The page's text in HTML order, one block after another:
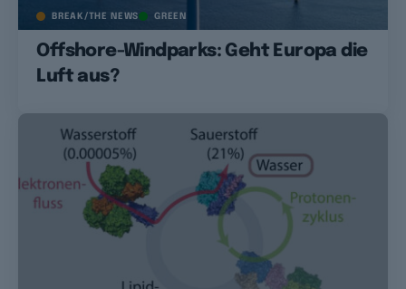
BREAK/THE NEWS GREEN
Offshore-Windparks: Geht Europa die
Luft aus?